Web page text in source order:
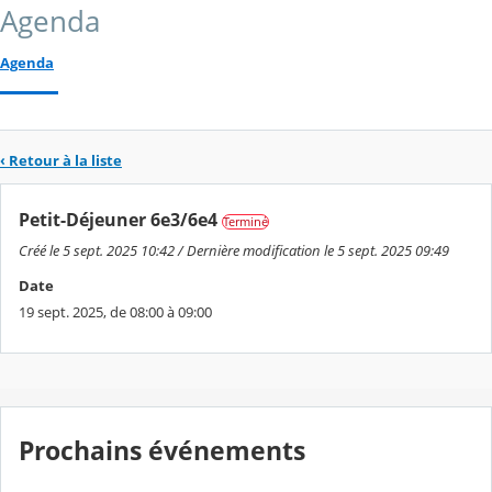
Agenda
Agenda
‹ Retour à la liste
Petit-Déjeuner 6e3/6e4 Terminé
Créé le 5 sept. 2025 10:42 / Dernière modification le 5 sept. 2025 09:49
Date
19 sept. 2025, de 08:00 à 09:00
Prochains événements